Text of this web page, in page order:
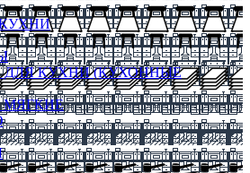
КУХНИ (КУХОННЫЕ
МЯГКИЕ